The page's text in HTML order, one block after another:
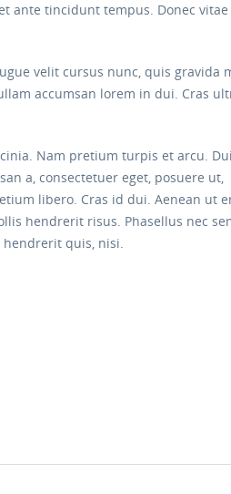
ante tincidunt tempus. Donec vitae
velit cursus nunc, quis gravida
accumsan lorem in dui. Cras
Nam pretium turpis et arcu.
a, consectetuer eget, posuere ut,
libero. Cras id dui. Aenean ut
hendrerit risus. Phasellus nec
hendrerit quis, nisi.